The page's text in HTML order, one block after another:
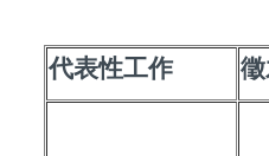
代表性工作